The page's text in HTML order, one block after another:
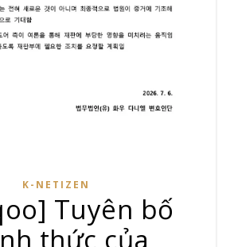
K-NETIZEN
Tuyên bố
thức của